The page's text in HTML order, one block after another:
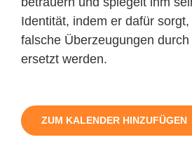
Identität, indem er dafür
falsche Überzeugungen
ersetzt werden.
ZUM KALENDER HINZUFÜGEN